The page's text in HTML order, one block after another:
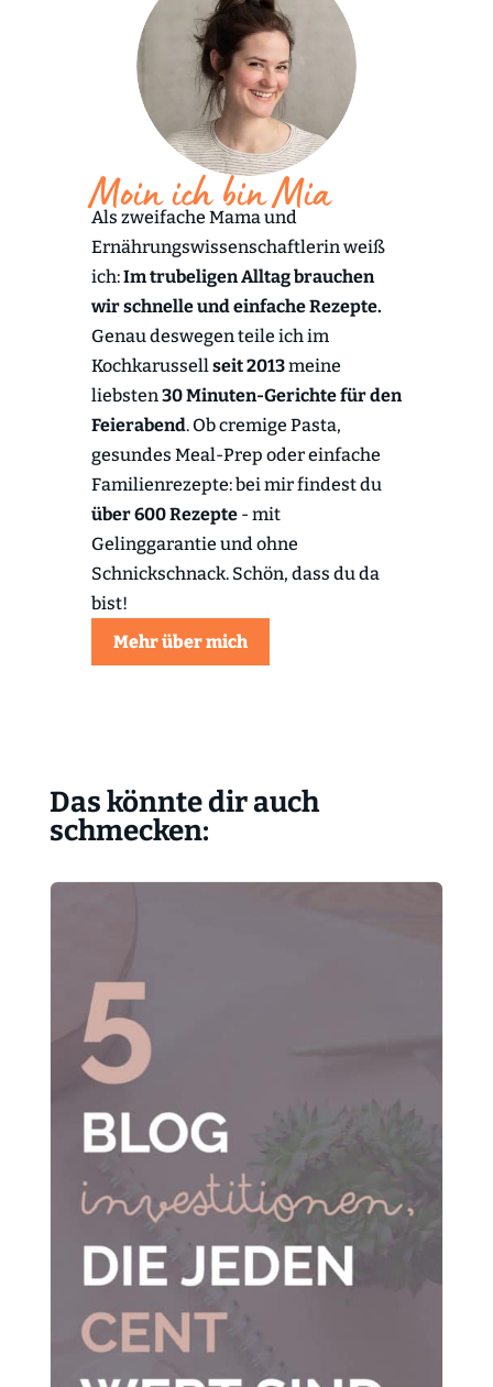
Moin ich bin Mia
Als zweifache Mama und
Ernährungswissenschaftlerin weiß
ich:Im trubeligen Alltag brauchen
wir schnelle und einfache Rezepte.
Genau deswegen teile ich im
Kochkarussell seit 2013meine
liebsten 30 Minuten-Gerichte für den
Feierabend. Ob cremige Pasta,
gesundes Meal-Prep oder einfache
Familienrezepte: bei mir findest du
über 600 Rezepte- mit
Gelinggarantie und ohne
Schnickschnack. Schön, dass du da
bist!
Mehr über mich
Das könnte dir auch
schmecken: